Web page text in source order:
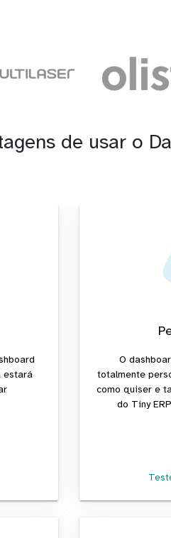
de usar o
estará
O
totalmente
como quiser e
do Tiny